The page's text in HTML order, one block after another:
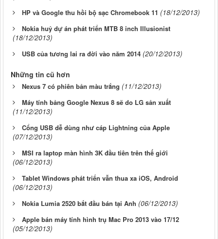
HP và Google thu hồi bộ sạc Chromebook 11 (18/12/2013)
Nokia huỷ dự án phát triển MTB 8 inch Illusionist
(18/12/2013)
USB của tương lai ra đời vào năm 2014 (20/12/2013)
Những tin cũ hơn
Nexus 7 có phiên bản màu trắng (11/12/2013)
Máy tính bảng Google Nexus 8 sẽ do LG sản xuất
(11/12/2013)
Cổng USB dễ dùng như cáp Lightning của Apple
(07/12/2013)
MSI ra laptop màn hình 3K đầu tiên trên thế giới
(06/12/2013)
Tablet Windows phát triển vẫn thua xa iOS, Android
(06/12/2013)
Nokia Lumia 2520 bắt đầu bán tại Anh (06/12/2013)
Apple bán máy tính hình trụ Mac Pro 2013 vào 17/12
(05/12/2013)